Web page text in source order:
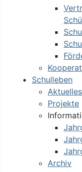
Schulleben
Aktuelles
Projekte
Archiv